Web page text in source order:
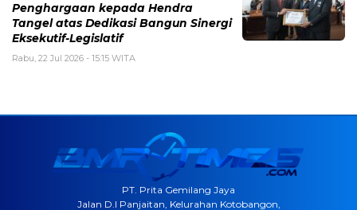
Penghargaan kepada Hendra
Tangel atas Dedikasi Bangun Sinergi
Eksekutif-Legislatif
Rabu, 22 Jul 2026 - 15:15 WITA
PT. Prita Gemilang Jaya
Jalan D.I Panjaitan, Kelurahan Kotobangon,